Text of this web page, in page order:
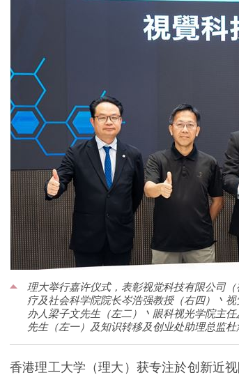
理大举行嘉许仪式，表彰视觉科技有限公司
疗及社会科学院院长岑浩强教授（右四）丶
办人梁子文先生（左二）丶眼科视光学院主
先生（左一）及知识转移及创业处助理总监杜
香港理工大学（理大）获专注於创新近